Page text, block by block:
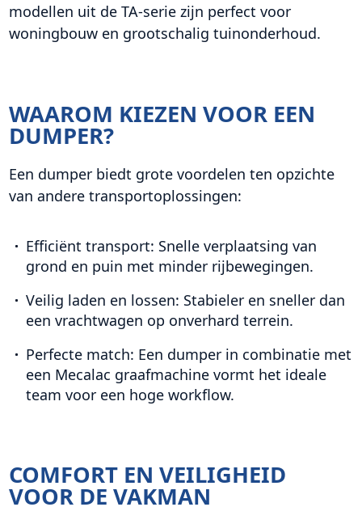
modellen uit de TA-serie zijn perfect voor
woningbouw en grootschalig tuinonderhoud.
WAAROM KIEZEN VOOR EEN
DUMPER?
Een dumper biedt grote voordelen ten opzichte
van andere transportoplossingen:
Efficiënt transport: Snelle verplaatsing van
grond en puin met minder rijbewegingen.
Veilig laden en lossen: Stabieler en sneller dan
een vrachtwagen op onverhard terrein.
Perfecte match: Een dumper in combinatie met
een Mecalac graafmachine vormt het ideale
team voor een hoge workflow.
COMFORT EN VEILIGHEID
VOOR DE VAKMAN